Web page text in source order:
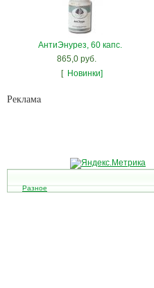
АнтиЭнурез, 60 капс.
865,0 руб.
[ Новинки]
Рекламa
Разное